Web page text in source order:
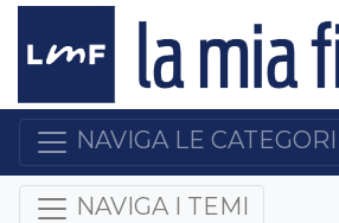
NAVIGA LE
NAVIGA I TEMI